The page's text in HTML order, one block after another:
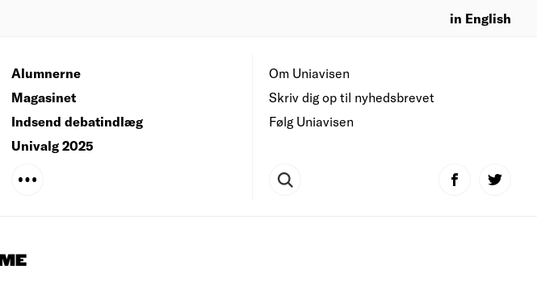
in English
Om Uniavisen
Skriv dig op til nyhedsbrevet
Følg Uniavisen
Alumnerne
Magasinet
Indsend debatindlæg
Univalg 2025